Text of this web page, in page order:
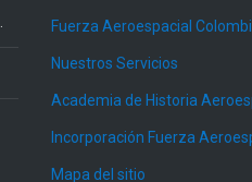
Fuerza Aeroespacial
Nuestros Servicios
Academia de Historia
Incorporación Fuerza
Mapa del sitio